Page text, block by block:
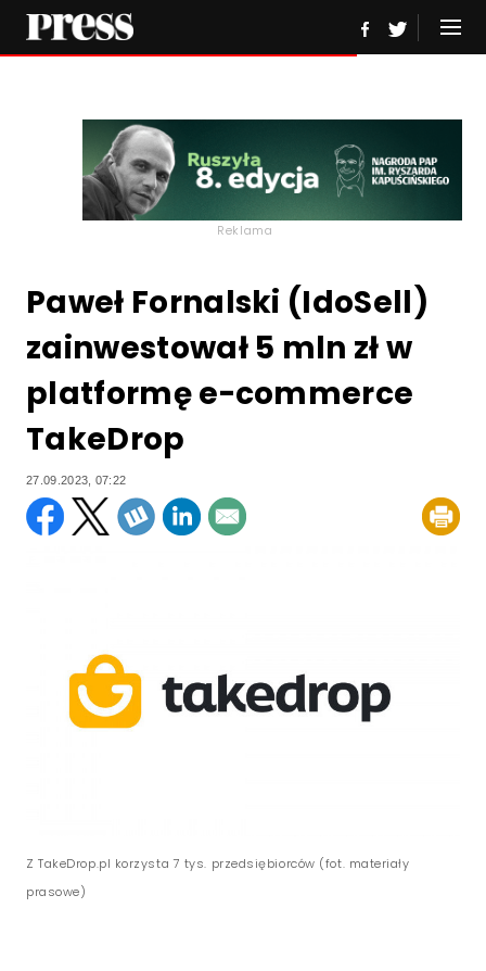
Reklama
Paweł Fornalski (IdoSell)
zainwestował 5 mln zł w
platformę e-commerce
TakeDrop
27.09.2023, 07:22
Z TakeDrop.pl korzysta 7 tys. przedsiębiorców (fot. materiały
prasowe)